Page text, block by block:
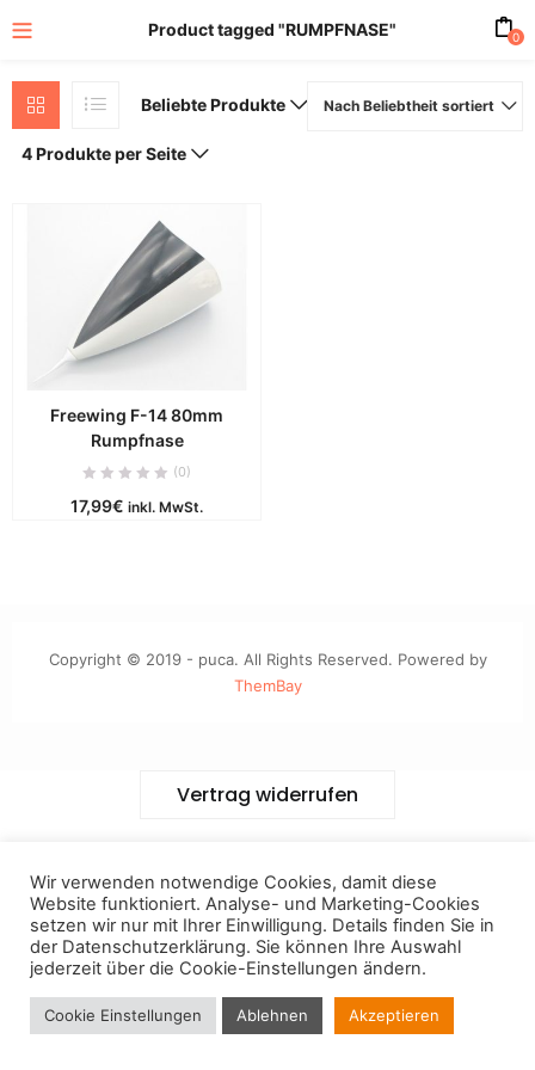
Product tagged "RUMPFNASE" 0
Beliebte Produkte Nach Beliebtheit sortiert
4 Produkte per Seite
Freewing F-14 80mm
Rumpfnase
(0)
17,99€ inkl. MwSt.
Copyright © 2019 - puca. All Rights Reserved. Powered by
ThemBay
Vertrag widerrufen
Wir verwenden notwendige Cookies, damit diese
Website funktioniert. Analyse- und Marketing-Cookies
setzen wir nur mit Ihrer Einwilligung. Details finden Sie in
der Datenschutzerklärung. Sie können Ihre Auswahl
jederzeit über die Cookie-Einstellungen ändern.
Cookie Einstellungen Ablehnen Akzeptieren